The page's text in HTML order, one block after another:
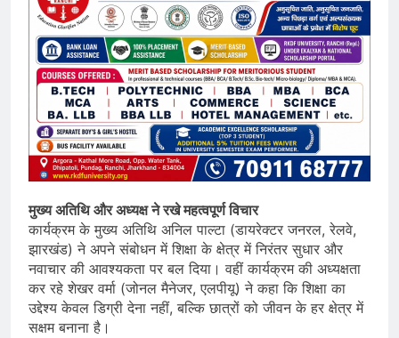
मुख्य अतिथि और अध्यक्ष ने रखे महत्वपूर्ण विचार
कार्यक्रम के मुख्य अतिथि अनिल पाल्टा (डायरेक्टर जनरल, रेलवे,
झारखंड) ने अपने संबोधन में शिक्षा के क्षेत्र में निरंतर सुधार और
नवाचार की आवश्यकता पर बल दिया। वहीं कार्यक्रम की अध्यक्षता
कर रहे शेखर वर्मा (जोनल मैनेजर, एलपीयू) ने कहा कि शिक्षा का
उद्देश्य केवल डिग्री देना नहीं, बल्कि छात्रों को जीवन के हर क्षेत्र में
सक्षम बनाना है।